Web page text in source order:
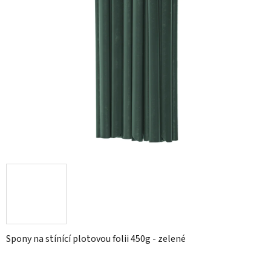
Spony na stínící plotovou folii 450g - zelené